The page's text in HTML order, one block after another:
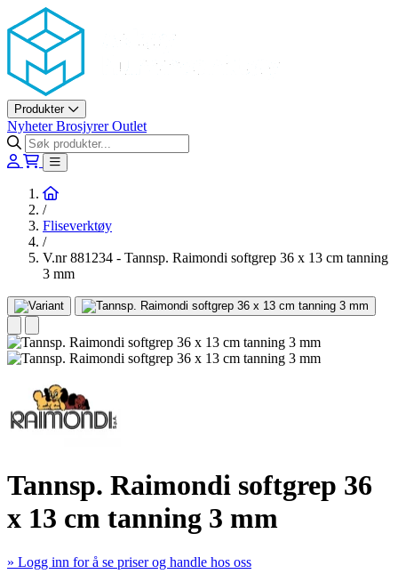
Askøy Murerverktøy AS
Produkter
NyheterBrosjyrerOutlet
Hjem
/
Fliseverktøy
/
V.nr 881234 - Tannsp. Raimondi softgrep 36 x 13 cm tanning
3 mm
Tannsp. Raimondi softgrep 36
x 13 cm tanning 3 mm
» Logg inn for å se priser og handle hos oss